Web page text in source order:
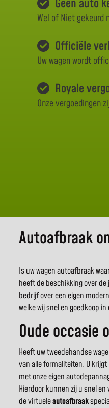
Geen auto
Wel of Niet gekeurd
Officiële
Uw wagen wordt
Royale
Onze vergoedingen
Autoafbraak
Is uw wagen autoafbraak
heeft de beschikking over
bedrijf over een eigen
welke wij snel en goedkoop
Oude occasie
Heeft uw tweedehandse
van alle formaliteiten. U
met onze eigen
Hierdoor kunnen zij u snel
de virtueleautoafbraak